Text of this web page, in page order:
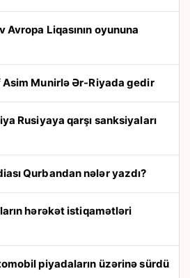
Asim Munirlə Ər-Riyada gedir
Qurbandan nələr yazdı?
piyadaların üzərinə sürdü